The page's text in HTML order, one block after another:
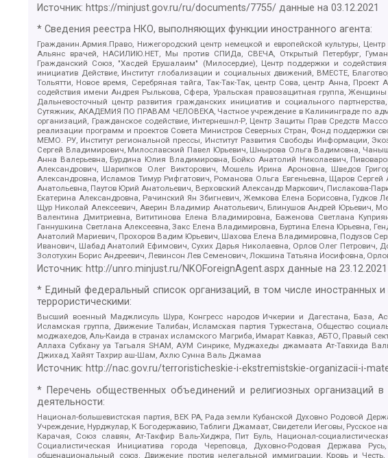
Источник: https://minjust.gov.ru/ru/documents/7755/ данные на03.12.2021
* Сведения реестра НКО, выполняющих функции иностранного агента:
Гражданин.Армия.Право, Нижегородский центр немецкой и европейской культуры,
Альянс врачей, НАСИЛИЮ.НЕТ, Мы против СПИДа, СВЕЧА, Открытый Петербург,
Гражданский Союз, "Хасдей Ерушалаим" (Милосердие), Центр поддержки и
инициатив Действие, Институт глобализации и социальных движений, ВМЕСТЕ,
Тольятти, Новое время, Серебряная тайга, Так-Так-Так, центр Сова, центр Анна,
содействия имени Андрея Рылькова, Сфера, Уральская правозащитная группа,
Дальневосточный центр развития гражданских инициатив и социального
Сутяжник, АКАДЕМИЯ ПО ПРАВАМ ЧЕЛОВЕКА, Частное учреждение в Калининграде по
организаций, Гражданское содействие, Интернешнл-Р, Центр Защиты Прав Средств
реализации программ и проектов Совета Министров Северных Стран, Фонд поддержки
МЕМО. РУ, Институт региональной прессы, Институт Развития Свободы Информации,
Сергей Владимирович, Милославский Павел Юрьевич, Шнырова Ольга Вадимовна,
Анна Валерьевна, Бурдина Юлия Владимировна, Бойко Анатолий Николаевич,
Александрович, Шарипков Олег Викторович, Мошель Ирина Ароновна, Шведов
Александровна, Исламов Тимур Рифгатович, Романова Ольга Евгеньевна, Щаров
Анатольевна, Паутов Юрий Анатольевич, Верховский Александр Маркович, Пислакова-
Екатерина Александровна, Рачинский Ян Збигневич, Жемкова Елена Борисовна,
Щур Николай Алексеевич, Аверин Владимир Анатольевич, Блинушов Андрей Юрьевич,
Валентина Дмитриевна, Вититинова Елена Владимировна, Баженова Светлана
Ганнушкина Светлана Алексеевна, Закс Елена Владимировна, Буртина Елена Юрьевна,
Анатолий Мариевич, Прохоров Вадим Юрьевич, Шахова Елена Владимировна, Подузов
Иванович, Шабад Анатолий Ефимович, Сухих Дарья Николаевна, Орлов Олег Петрович,
Золотухин Борис Андреевич, Левинсон Лев Семенович, Локшина Татьяна Иосифовна,
Источник: http://unro.minjust.ru/NKOForeignAgent.aspx данные на23.12.2021
* Единый федеральный список организаций, в том числе иностранных
террористическими:
Высший военный Маджлисуль Шура, Конгресс народов Ичкерии и Дагестана, База,
Исламская группа, Движение Талибан, Исламская партия Туркестана, Общество
моджахедов, Аль-Каида в странах исламского Магриба, Имарат Кавказ, АБТО, Правый
Аллаха Субхану уа Тагьаля SHAM, АУМ Синрике, Муджахеды джамаата Ат-Тавхида
Джихад, Хайят Тахрир аш-Шам, Ахлю Сунна Валь Джамаа
Источник:http://nac.gov.ru/terroristicheskie-i-ekstremistskie-organizacii-i-
* Перечень общественных объединений и религиозных организаций
деятельности:
Национал-большевистская партия, ВЕК РА, Рада земли Кубанской Духовно Родовой
Учреждение, Нурджулар, К Богодержавию, Таблиги Джамаат, Свидетели Иеговы,
Карачая, Союз славян, Ат-Такфир Валь-Хиджра, Пит Буль, Национал-
Социалистическая Инициатива города Череповца, Духовно-Родовая Держава
общенациональный союз, Движение против нелегальной иммиграции, Кровь и